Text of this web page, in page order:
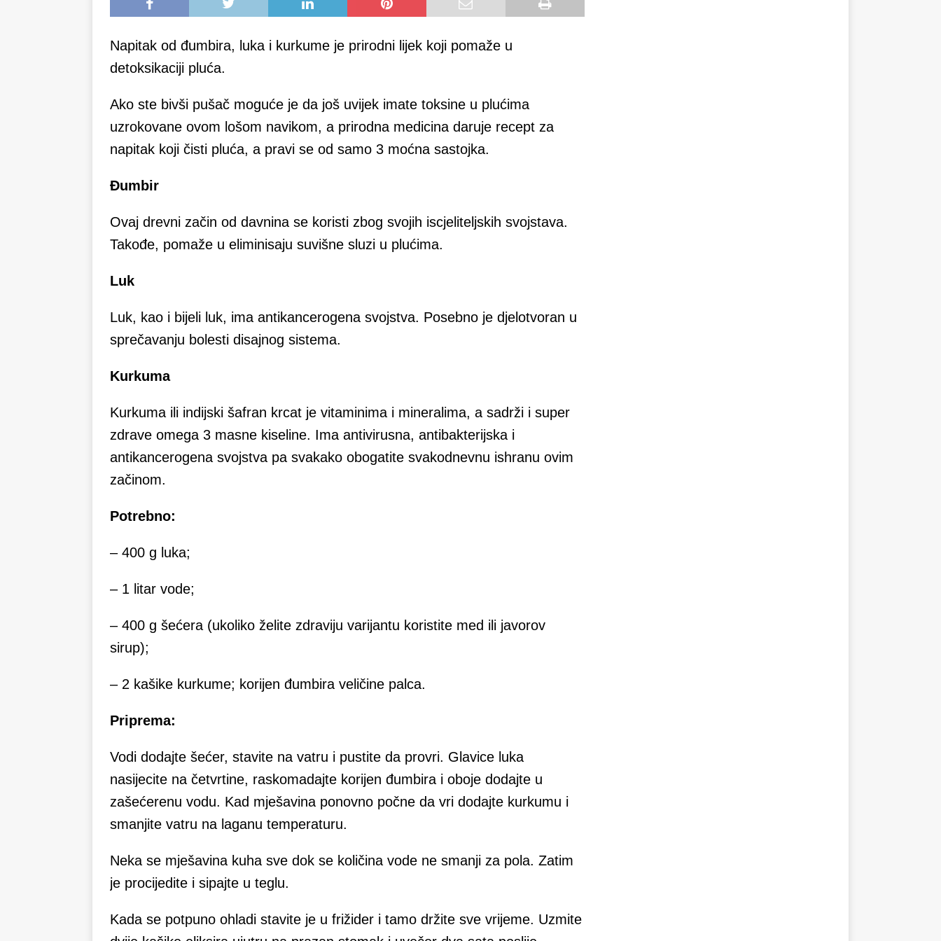
Napitak od đumbira, luka i kurkume je prirodni lijek koji pomaže u
detoksikaciji pluća.
Ako ste bivši pušač moguće je da još uvijek imate toksine u plućima
uzrokovane ovom lošom navikom, a prirodna medicina daruje recept za
napitak koji čisti pluća, a pravi se od samo 3 moćna sastojka.
Đumbir
Ovaj drevni začin od davnina se koristi zbog svojih iscjeliteljskih svojstava.
Takođe, pomaže u eliminisaju suvišne sluzi u plućima.
Luk
Luk, kao i bijeli luk, ima antikancerogena svojstva. Posebno je djelotvoran u
sprečavanju bolesti disajnog sistema.
Kurkuma
Kurkuma ili indijski šafran krcat je vitaminima i mineralima, a sadrži i super
zdrave omega 3 masne kiseline. Ima antivirusna, antibakterijska i
antikancerogena svojstva pa svakako obogatite svakodnevnu ishranu ovim
začinom.
Potrebno:
– 400 g luka;
– 1 litar vode;
– 400 g šećera (ukoliko želite zdraviju varijantu koristite med ili javorov
sirup);
– 2 kašike kurkume; korijen đumbira veličine palca.
Priprema:
Vodi dodajte šećer, stavite na vatru i pustite da provri. Glavice luka
nasijecite na četvrtine, raskomadajte korijen đumbira i oboje dodajte u
zašećerenu vodu. Kad mješavina ponovno počne da vri dodajte kurkumu i
smanjite vatru na laganu temperaturu.
Neka se mješavina kuha sve dok se količina vode ne smanji za pola. Zatim
je procijedite i sipajte u teglu.
Kada se potpuno ohladi stavite je u frižider i tamo držite sve vrijeme. Uzmite